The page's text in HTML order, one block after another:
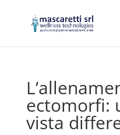
ectomorfi:
vista